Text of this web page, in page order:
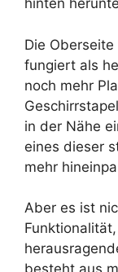
hinten
Die
fungiert als
noch mehr
in der Nähe
eines dieser
mehr
Aber es ist